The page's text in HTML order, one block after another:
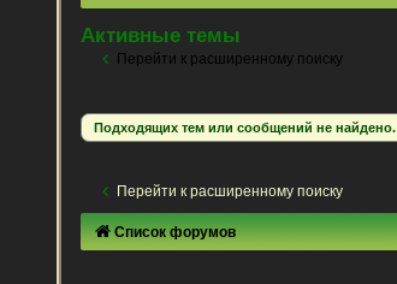
Активные темы
Перейти к расширенному поиску
Подходящих тем или сообщений не найдено.
Перейти к расширенному поиску
Список форумов